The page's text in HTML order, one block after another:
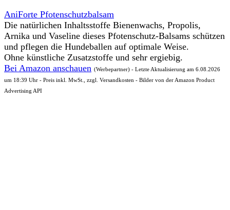
AniForte Pfotenschutzbalsam
Die natürlichen Inhaltsstoffe Bienenwachs, Propolis,
Arnika und Vaseline dieses Pfotenschutz-Balsams schützen
und pflegen die Hundeballen auf optimale Weise.
Ohne künstliche Zusatzstoffe und sehr ergiebig.
Bei Amazon anschauen (Werbepartner) - Letzte Aktualisierung am 6.08.2026
um 18:39 Uhr - Preis inkl. MwSt., zzgl. Versandkosten - Bilder von der Amazon Product
Advertising API